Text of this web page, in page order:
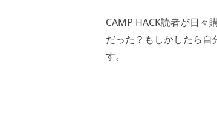
CAMP HACK読者が日々
だった？もしかしたら
す。